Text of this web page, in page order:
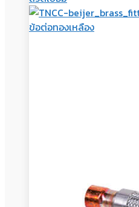
ข้อต่อทองเหลือง